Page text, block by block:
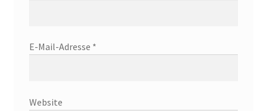
E-Mail-Adresse *
Website